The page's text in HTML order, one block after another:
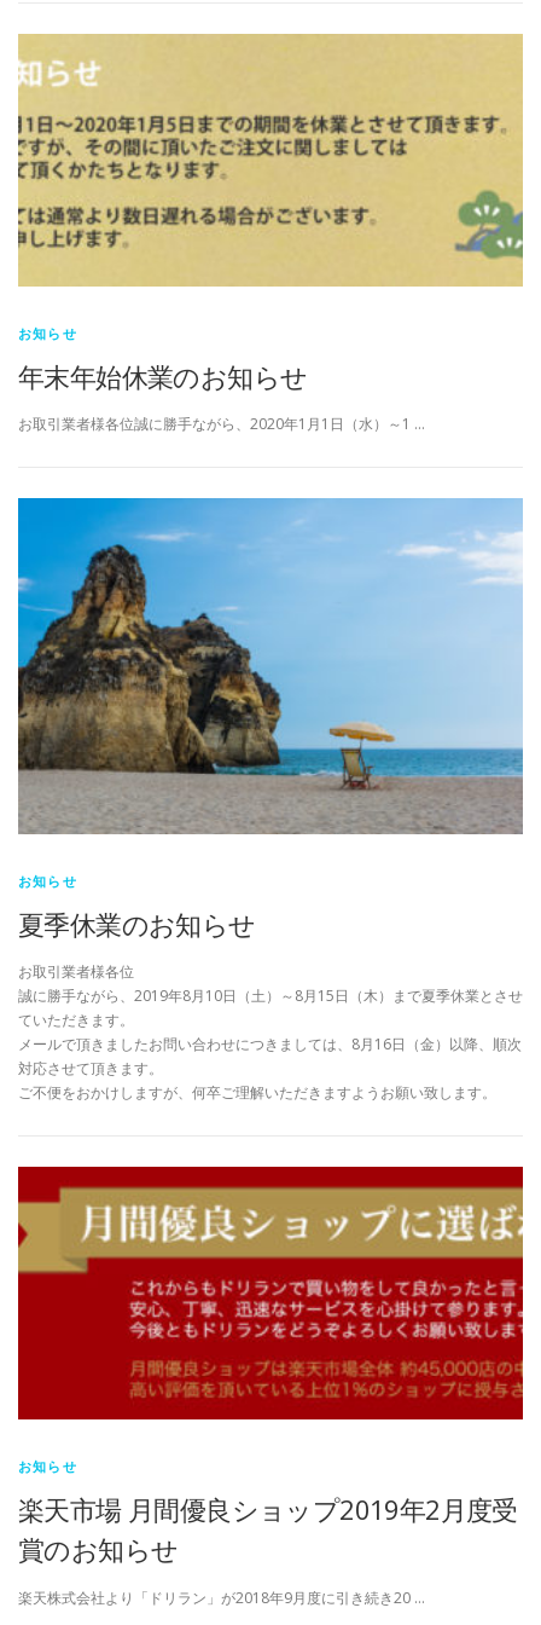
お知らせ
年末年始休業のお知らせ
お取引業者様各位誠に勝手ながら、2020年1月1日（水）～1 …
お知らせ
夏季休業のお知らせ
お取引業者様各位
誠に勝手ながら、2019年8月10日（土）～8月15日（木）まで夏季休業とさせ
ていただきます。
メールで頂きましたお問い合わせにつきましては、8月16日（金）以降、順次
対応させて頂きます。
ご不便をおかけしますが、何卒ご理解いただきますようお願い致します。
お知らせ
楽天市場 月間優良ショップ2019年2月度受
賞のお知らせ
楽天株式会社より「ドリラン」が2018年9月度に引き続き20 …